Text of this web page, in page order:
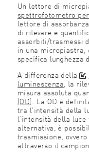
Un lettore di
spettrofotometro
lettore di
di rilevare e
assorbiti/trasmessi
in una micropiastra,
specifica lunghezza
A differenza della
luminescenza, la
misura assoluta
(OD). La OD è
tra l'intensità della
l'intensità della luce
alternativa, è
trasmissione,
attraverso il